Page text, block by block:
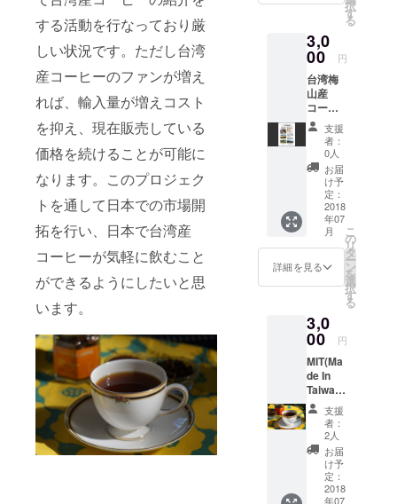
する活動を行なっており厳
しい状況です。ただし台湾
産コーヒーのファンが増え
れば、輸入量が増えコスト
を抑え、現在販売している
価格を続けることが可能に
なります。このプロジェク
トを通して日本での市場開
拓を行い、日本で台湾産
コーヒーが気軽に飲むこと
ができるようにしたいと思
います。
グルメとし
て紹介して
いけたらと
考えており
ます。
すが、
あれば
ミルで
粉砕し
たもの
を郵送
いたし
ます。
またお
礼の気
持ちを
手紙で
お送り
致しま
す。
【ココ
がポイ
ント☝
培をし
てお
り、
オーガ
ニック
なコー
ヒー豆
です。
大鋤農
園は有
名にな
り始め
てお
択
す
る
3,0
00 円
台湾梅
山産
コー
ヒーと
メッ
セージ
カード
80g........
.¥3000
コー
ヒー豆
は基本
豆のま
ま封を
閉じま
すが、
あれば
ミルで
粉砕し
たもの
を郵送
いたし
ます。
お礼の
気持ち
を手紙
にして
お送り
致しま
支援
者：
0人
お届
け予
定：
2018
年07
月
詳細を見る
こ
の
リ
タ
ー
ン
を
選
択
す
る
3,0
00 円
MIT(Ma
de In
Taiwan)
をテー
マに試
行錯誤
して調
合した
100%台
湾産の
支援
者：
2人
お届
け予
定：
2018
年07